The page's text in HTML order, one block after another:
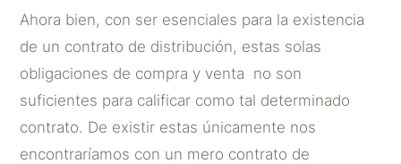
Ahora bien, con ser esenciales para la existencia
de un contrato de distribución, estas solas
obligaciones de compra y venta no son
suficientes para calificar como tal determinado
contrato. De existir estas únicamente nos
encontraríamos con un mero contrato de